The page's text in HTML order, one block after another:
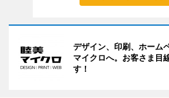
デザイン、印刷、ホーム
マイクロへ。お客さま目
す！